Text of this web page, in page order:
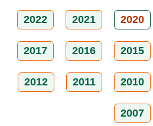
2022 2021 2020
2017 2016 2015
2012 2011 2010
2007